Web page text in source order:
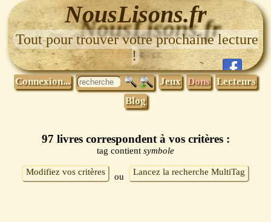
NousLisons.fr
Tout pour trouver votre prochaine lecture
!
Connexion... Jeux Dons Lecteurs
Blog
97 livres correspondent à vos critères :
tag contient symbole
Modifiez vos critères ou Lancez la recherche MultiTag